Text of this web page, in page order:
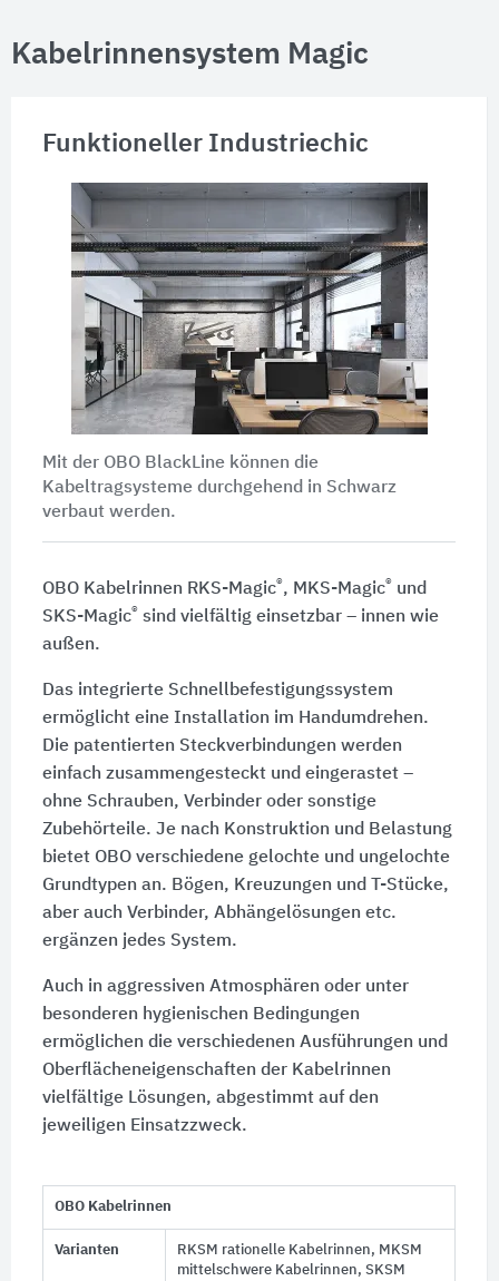
Kabelrinnensystem Magic
Funktioneller Industriechic
Mit der OBO BlackLine können die
Kabeltragsysteme durchgehend in Schwarz
verbaut werden.
OBO Kabelrinnen RKS-Magic®, MKS-Magic® und
SKS-Magic® sind vielfältig einsetzbar – innen wie
außen.
Das integrierte Schnellbefestigungssystem
ermöglicht eine Installation im Handumdrehen.
Die patentierten Steckverbindungen werden
einfach zusammengesteckt und eingerastet –
ohne Schrauben, Verbinder oder sonstige
Zubehörteile. Je nach Konstruktion und Belastung
bietet OBO verschiedene gelochte und ungelochte
Grundtypen an. Bögen, Kreuzungen und T-Stücke,
aber auch Verbinder, Abhängelösungen etc.
ergänzen jedes System.
Auch in aggressiven Atmosphären oder unter
besonderen hygienischen Bedingungen
ermöglichen die verschiedenen Ausführungen und
Oberflächeneigenschaften der Kabelrinnen
vielfältige Lösungen, abgestimmt auf den
jeweiligen Einsatzzweck.
OBO Kabelrinnen
Varianten
RKSM rationelle Kabelrinnen, MKSM
mittelschwere Kabelrinnen, SKSM